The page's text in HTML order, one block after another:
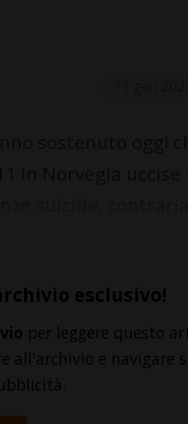
esclusivo!
per leggere questo
all'archivio e navigare